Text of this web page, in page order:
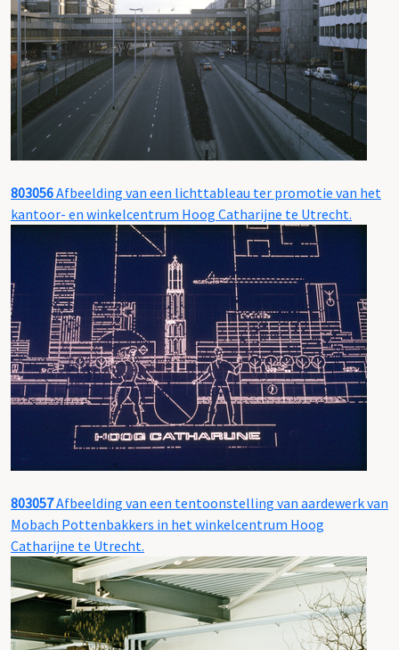
803056Afbeelding van een lichttableau ter promotie van het
kantoor- en winkelcentrum Hoog Catharijne te Utrecht.
803057Afbeelding van een tentoonstelling van aardewerk van
Mobach Pottenbakkers in het winkelcentrum Hoog
Catharijne te Utrecht.